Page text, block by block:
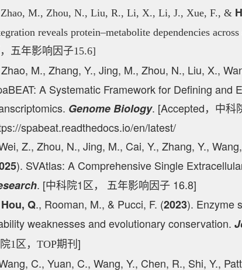
Zhao, M., Zhou, N., Liu, R., Li, X., Li, J., Xue, F., &
reveals protein–metabolite dependencies across
五年影响因子15.6]
Zhao, M., Zhang, Y., Jing, M., Zhou, N., Liu, X.,
A Systematic Framework for Defining and
Genome Biology. [Accepted，中科
spabeat.readthedocs.io/en/latest/
Z., Zhou, N., Jing, M., Cai, Y., Zhang, Y.,
). SVAtlas: A Comprehensive Single
. [中科院1区， 五年影响因子 16.8]
Hou, Q., Rooman, M., & Pucci, F. (2023). Enzyme
weaknesses and evolutionary conservation.
1区，TOP期刊 ]
C., Yuan, C., Wang, Y., Chen, R., Shi, Y.,